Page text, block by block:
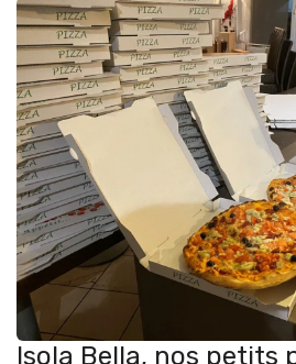
Isola Bella, nos petits